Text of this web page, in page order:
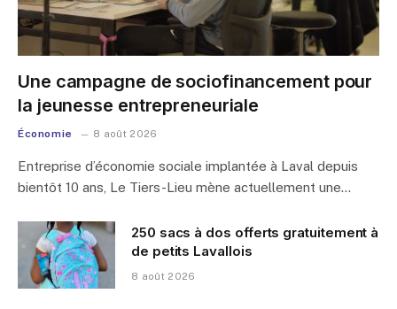
Une campagne de sociofinancement pour
la jeunesse entrepreneuriale
Économie 8 août 2026
Entreprise d’économie sociale implantée à Laval depuis
bientôt 10 ans, Le Tiers-Lieu mène actuellement une…
250 sacs à dos offerts gratuitement à
de petits Lavallois
8 août 2026